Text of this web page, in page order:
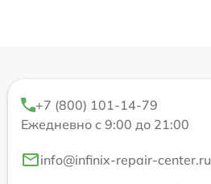
+7 (800) 101-14-79
Ежедневно с 9:00 до 21:00
info@infinix-repair-center.ru